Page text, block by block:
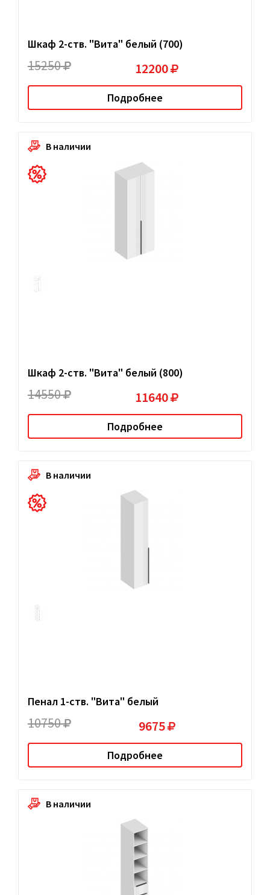
Шкаф 2-ств. "Вита" белый (700)
15250 12200
Подробнее
В наличии
Шкаф 2-ств. "Вита" белый (800)
14550 11640
Подробнее
В наличии
Пенал 1-ств. "Вита" белый
10750 9675
Подробнее
В наличии